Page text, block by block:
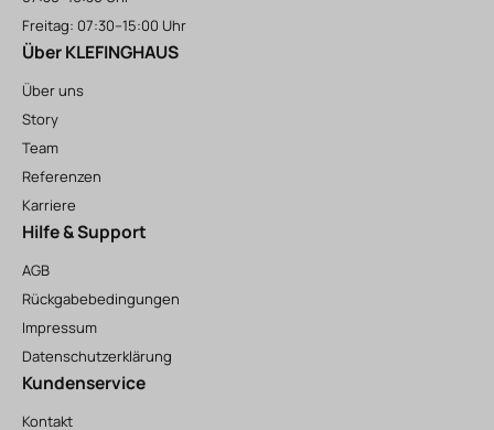
Freitag: 07:30–15:00 Uhr
Über KLEFINGHAUS
Über uns
Story
Team
Referenzen
Karriere
Hilfe & Support
AGB
Rückgabebedingungen
Impressum
Datenschutzerklärung
Kundenservice
Kontakt